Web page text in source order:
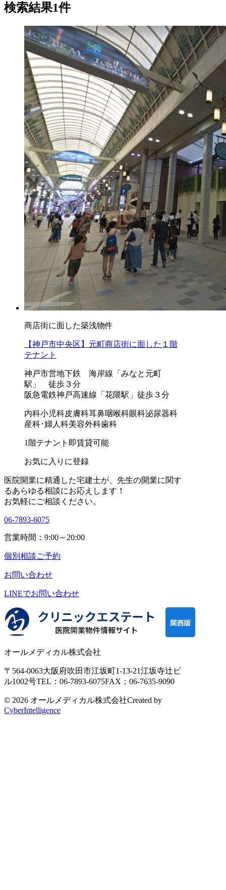
検索結果1件
商店街に面した築浅物件
【神戸市中央区】元町商店街に面した１階
テナント
神戸市営地下鉄 海岸線「みなと元町
駅」 徒歩３分
阪急電鉄神戸高速線「花隈駅」徒歩３分
内科小児科皮膚科耳鼻咽喉科眼科泌尿器科
産科･婦人科美容外科歯科
1階テナント 即賃貸可能
お気に入りに登録
医院開業に精通した宅建士が、 先生の開業に関す
るあらゆる相談にお応えします！
お気軽にご相談ください。
06-7893-6075
営業時間：9:00～20:00
個別相談ご予約
お問い合わせ
LINEでお問い合わせ
オールメディカル株式会社
〒564-0063大阪府吹田市江坂町1-13-21江坂寺辻ビ
ル1002号TEL：06-7893-6075FAX：06-7635-9090
© 2026 オールメディカル株式会社Created by
CyberIntelligence